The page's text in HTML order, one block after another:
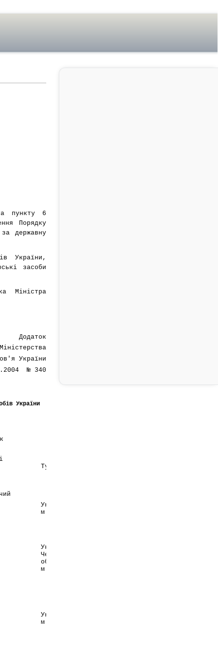
пункту 6
Порядку
державну
України,
засоби
Міністра
Додаток
України
№ 340
України
Туреччина
Україна,
м. Київ
Україна,
Черкаська
обл.,
м. Умань
Україна,
м. Вінниця